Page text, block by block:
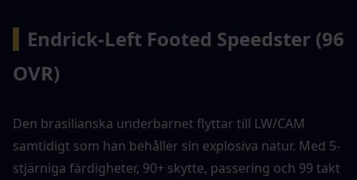
Endrick-Left Footed Speedster (96
OVR)
Den brasilianska underbarnet flyttar till LW/CAM
samtidigt som han behåller sin explosiva natur. Med 5-
stjärniga färdigheter, 90+ skytte, passering och 99 takt